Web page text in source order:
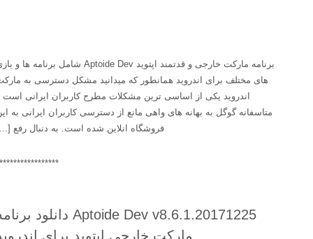
برنامه مارکت خارجی و قدتمند اپتوید Aptoide Dev شامل برنامه ها و بازی
های مختلف برای اندروید همانطور که میدانید مشکل دسترسی به مارکت
اندروید یکی از اساسی ترین مشکلات مطرح کاربران ایرانی است و
متاسفانه گوگل به بهانه های واهی مانع از دسترسی کاربران ایرانی به این
فروشگاه انلاین شده است. به دنبال رفع […]
******************
Aptoide Dev v8.6.1.20171225 دانلود برنامه
مارکت خارجی اپتوید برای اندروید